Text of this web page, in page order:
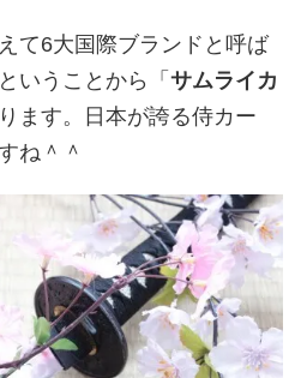
て6大国際ブランドと呼ば
いうことから「 サムライカ
ます。日本が誇る侍カー
ね＾＾